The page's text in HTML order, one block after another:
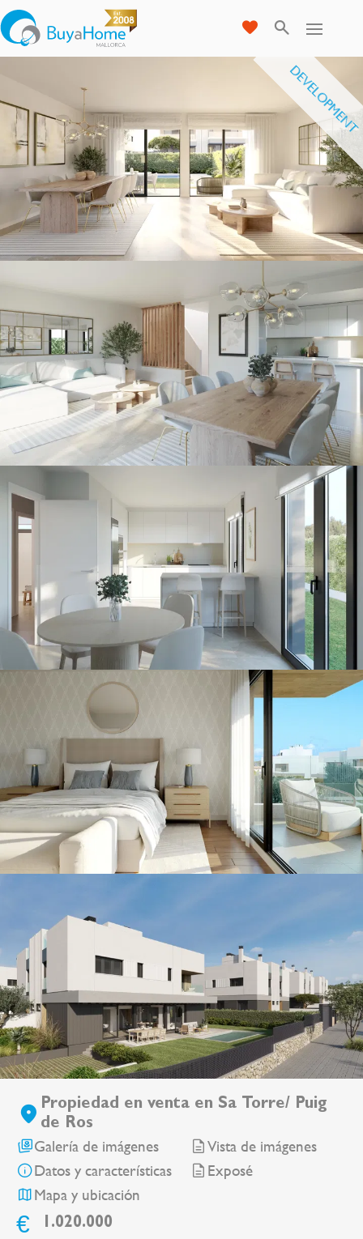
DEVELOPMENT
Propiedad en venta en Sa Torre/ Puig
de Ros
Galería de imágenes
Datos y características
Mapa y ubicación
Vista de imágenes
Exposé
€ 1.020.000